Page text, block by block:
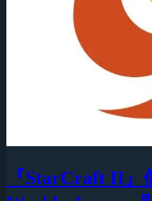
『StarCraft II』